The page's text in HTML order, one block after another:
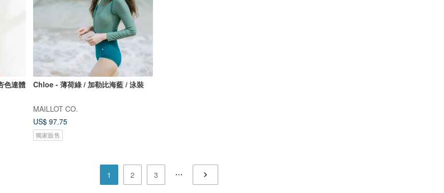
色連體
Chloe - 薄荷綠 / 加勒比海藍 / 泳裝
MAILLOT CO.
US$ 97.75
獨家販售
1 2 3